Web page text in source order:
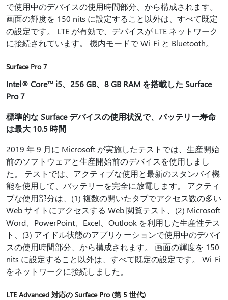
で使用中のデバイスの使用時間部分、から構成されます。
画面の輝度を 150 nits に設定すること以外は、すべて既定
の設定です。 LTE が有効で、デバイスが LTE ネットワーク
に接続されています。 機内モードで Wi-Fi と Bluetooth。
Surface Pro 7
Intel® Core™ i5、256 GB、8 GB RAM を搭載した Surface
Pro 7
標準的な Surface デバイスの使用状況で、バッテリー寿命
は最大 10.5 時間
2019 年 9 月に Microsoft が実施したテストでは、生産開始
前のソフトウェアと生産開始前のデバイスを使用しまし
た。 テストでは、アクティブな使用と最新のスタンバイ機
能を使用して、バッテリーを完全に放電します。 アクティ
ブな使用部分は、(1) 複数の開いたタブでアクセス数の多い
Web サイトにアクセスする Web 閲覧テスト、(2) Microsoft
Word、PowerPoint、Excel、Outlook を利用した生産性テス
ト、(3) アイドル状態のアプリケーションで使用中のデバイ
スの使用時間部分、から構成されます。 画面の輝度を 150
nits に設定すること以外は、すべて既定の設定です。 Wi-Fi
をネットワークに接続しました。
LTE Advanced 対応の Surface Pro (第 5 世代)